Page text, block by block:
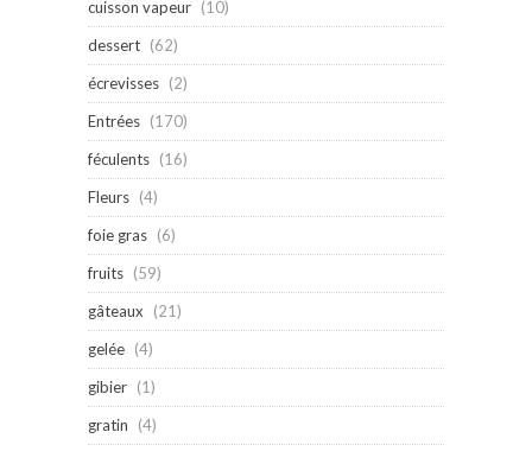
cuisson vapeur (10)
dessert (62)
écrevisses (2)
Entrées (170)
féculents (16)
Fleurs (4)
foie gras (6)
fruits (59)
gâteaux
(21)
gelée (4)
gibier (1)
gratin
(4)